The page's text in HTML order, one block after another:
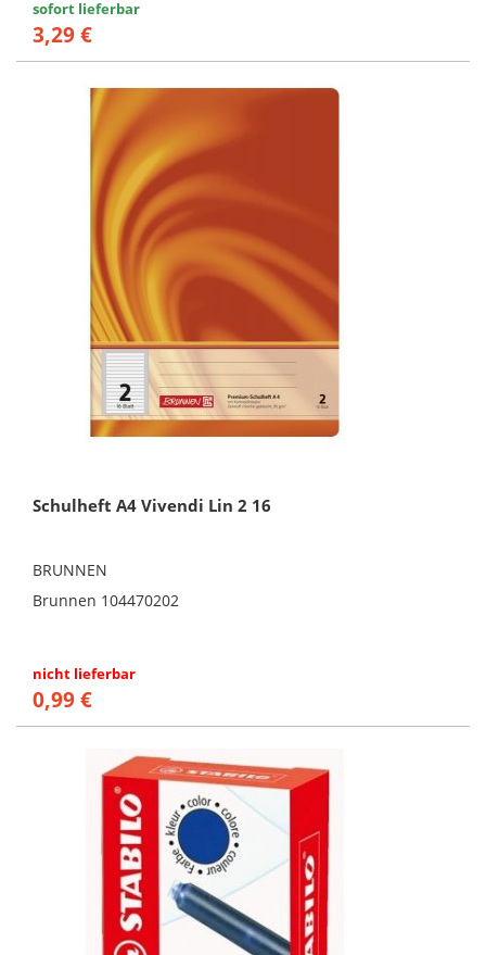
sofort lieferbar
3,29 €
Schulheft A4 Vivendi Lin 2 16
BRUNNEN
Brunnen 104470202
nicht lieferbar
0,99 €